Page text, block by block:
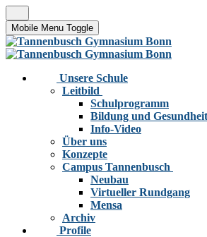
Mobile Menu Toggle
Unsere Schule
Leitbild
Schulprogramm
Bildung und Gesundheit
Info-Video
Über uns
Konzepte
Campus Tannenbusch
Neubau
Virtueller Rundgang
Mensa
Archiv
Profile